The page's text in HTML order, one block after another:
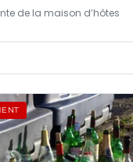
de la maison d’hôtes